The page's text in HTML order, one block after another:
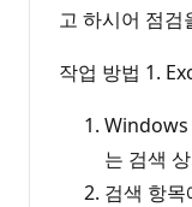
고 하시어 점검
작업 방법 1.
Windows
는 검색
검색 항